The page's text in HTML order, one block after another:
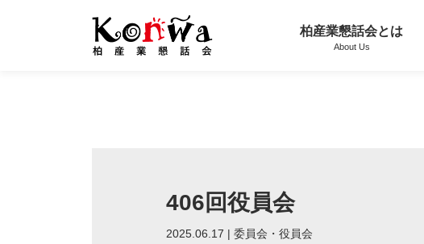
柏産業懇話会とは
About Us
406回役員会
2025.06.17 | 委員会・役員会